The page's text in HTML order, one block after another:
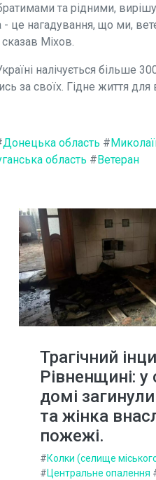
та рідними,
це нагадування, що ми,
Міхов.
налічується більше
за своїх. Гідне життя
Донецька область #
область #Ветеран
Трагічний
Рівненщині:
домі
та жінка
пожежі.
#Колки (селище
#Центральне опалення